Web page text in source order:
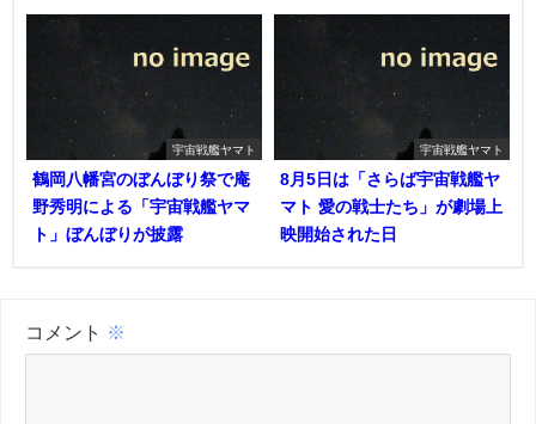
宇宙戦艦ヤマト
鶴岡八幡宮のぼんぼり祭で庵
野秀明による「宇宙戦艦ヤマ
ト」ぼんぼりが披露
宇宙戦艦ヤマト
8月5日は「さらば宇宙戦艦ヤ
マト 愛の戦士たち」が劇場上
映開始された日
コメント ※